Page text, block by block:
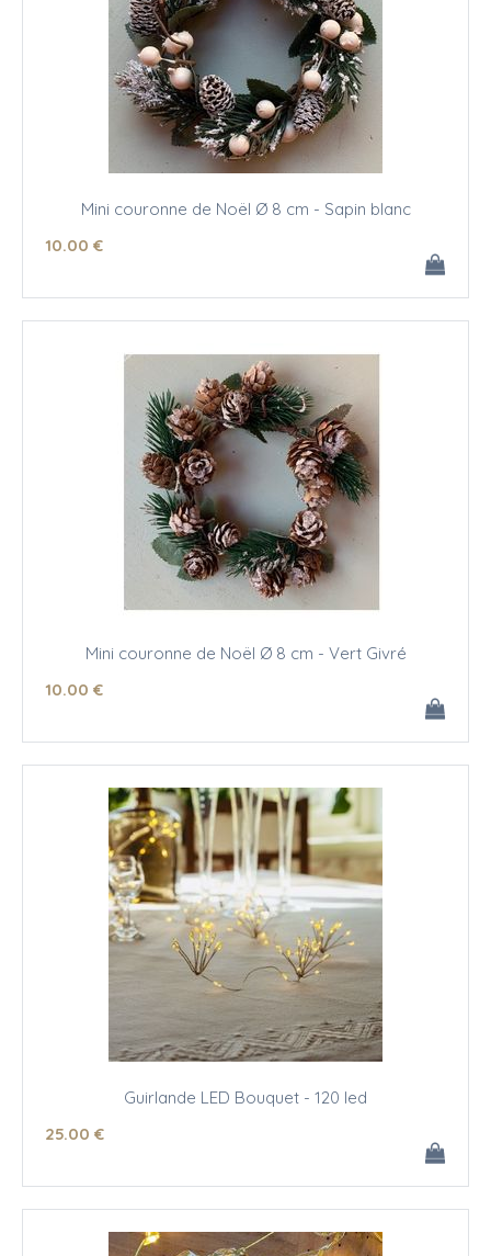
Mini couronne de Noël Ø 8 cm - Sapin blanc
10.00 €
Mini couronne de Noël Ø 8 cm - Vert Givré
10.00 €
Guirlande LED Bouquet - 120 led
25.00 €